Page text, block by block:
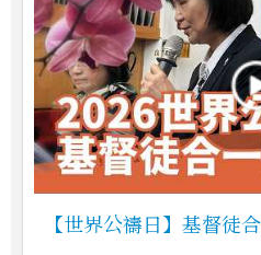
【世界公禱日】基督徒